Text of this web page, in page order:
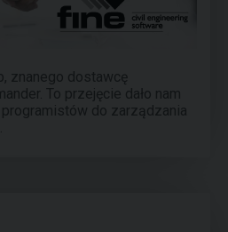
znanego dostawcę
To przejęcie dało nam
do zarządzania